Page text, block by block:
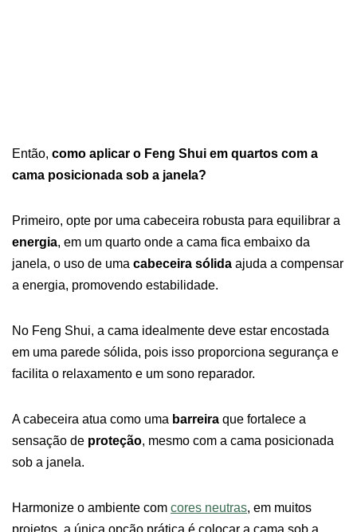
Então, como aplicar o Feng Shui em quartos com a
cama posicionada sob a janela?
Primeiro, opte por uma cabeceira robusta para equilibrar a
energia, em um quarto onde a cama fica embaixo da
janela, o uso de uma cabeceira sólida ajuda a compensar
a energia, promovendo estabilidade.
No Feng Shui, a cama idealmente deve estar encostada
em uma parede sólida, pois isso proporciona segurança e
facilita o relaxamento e um sono reparador.
A cabeceira atua como uma barreira que fortalece a
sensação de proteção, mesmo com a cama posicionada
sob a janela.
Harmonize o ambiente com cores neutras, em muitos